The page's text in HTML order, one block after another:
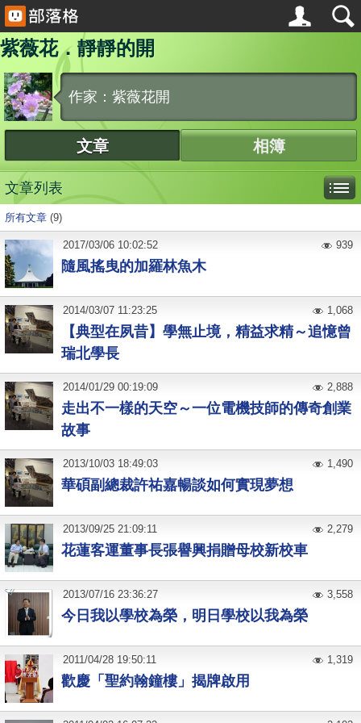
紫薇花．靜靜的開
作家：紫薇花開
文章 相簿
文章列表
所有文章 (9)
隨風搖曳的加羅林魚木
2017/03/06 10:02:52 939
【典型在夙昔】學無止境，精益求精～追憶曾
瑞北學長
2014/03/07 11:23:25 1,068
走出不一樣的天空～一位電機技師的傳奇創業
故事
2014/01/29 00:19:09 2,888
華碩副總裁許祐嘉暢談如何實現夢想
2013/10/03 18:49:03 1,490
花蓮客運董事長張譽興捐贈母校新校車
2013/09/25 21:09:11 2,279
今日我以學校為榮，明日學校以我為榮
2013/07/16 23:36:27 3,558
歡慶「聖約翰鐘樓」揭牌啟用
2011/04/28 19:50:11 1,319